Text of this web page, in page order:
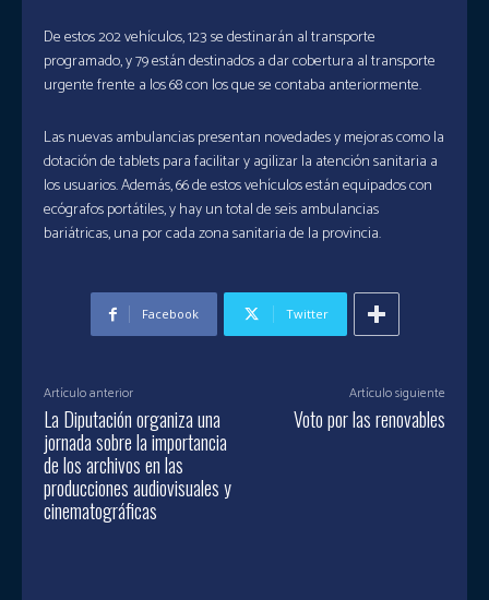
De estos 202 vehículos, 123 se destinarán al transporte
programado, y 79 están destinados a dar cobertura al transporte
urgente frente a los 68 con los que se contaba anteriormente.
Las nuevas ambulancias presentan novedades y mejoras como la
dotación de tablets para facilitar y agilizar la atención sanitaria a
los usuarios. Además, 66 de estos vehículos están equipados con
ecógrafos portátiles, y hay un total de seis ambulancias
bariátricas, una por cada zona sanitaria de la provincia.
Facebook Twitter
Artículo anterior
La Diputación organiza una
jornada sobre la importancia
de los archivos en las
producciones audiovisuales y
cinematográficas
Artículo siguiente
Voto por las renovables